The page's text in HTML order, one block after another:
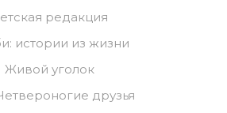
редакция
истории из жизни
Живой уголок
друзья